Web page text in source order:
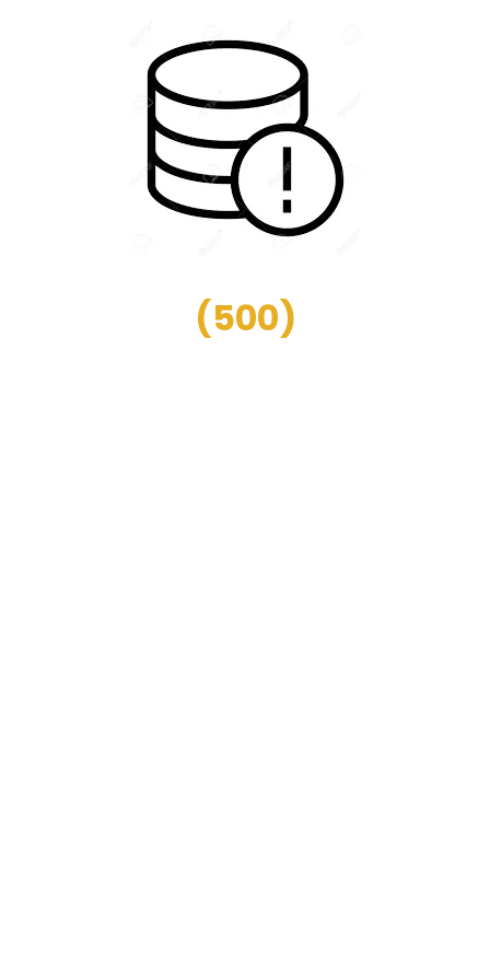
(500)